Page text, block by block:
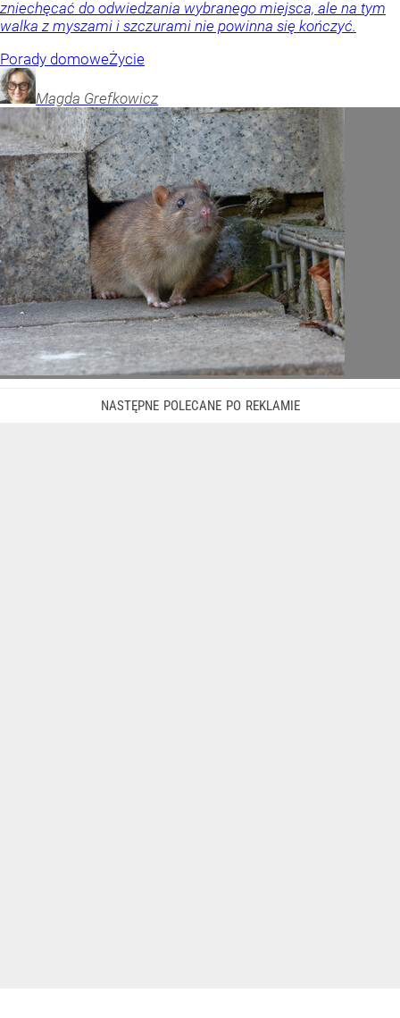
Myszy buszują w domu? Umieść to przy ich kryjówce.
Ten zapach je wykurzy
Odchody w szafce, pogryzione opakowanie albo chrobotanie
dochodzące nocą zza ściany mogą oznaczać, że w domu
pojawiły się gryzonie. Intensywny zapach mięty może je
zniechęcać do odwiedzania wybranego miejsca, ale na tym
walka z myszami i szczurami nie powinna się kończyć.
Porady domoweŻycie
Magda Grefkowicz